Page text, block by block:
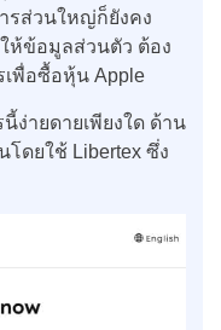
รส่วนใหญ่ก็ยังคง
ห้ข้อมูลส่วนตัว ต้อง
เพื่อซื้อหุ้น Apple
ง่ายดายเพียงใด ด้าน
ดยใช้ Libertex ซึ่ง